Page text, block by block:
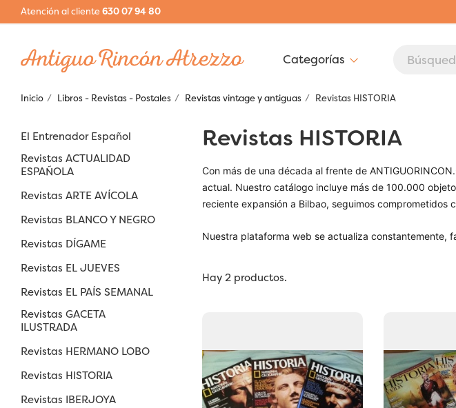
Atención al cliente630 07 94 80
Inicio Libros - Revistas - Postales Revistas vintage y antiguas Revistas HISTORIA
El Entrenador Español
Revistas ACTUALIDAD
ESPAÑOLA
Revistas ARTE AVÍCOLA
Revistas BLANCO Y NEGRO
Revistas DÍGAME
Revistas EL JUEVES
Revistas EL PAÍS SEMANAL
Revistas GACETA
ILUSTRADA
Revistas HERMANO LOBO
Revistas HISTORIA
Revistas IBERJOYA
Revistas HISTORIA
Con más de una década al frente de
actual. Nuestro catálogo incluye más de 100.000
reciente expansión a Bilbao, seguimos
Nuestra plataforma web se actualiza constantemente,
Hay 2 productos.